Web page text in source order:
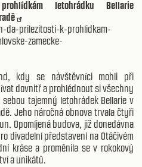
letohrádku Bellarie
da-prilezitosti-k-prohlidkam-
zamecke-
kdy se návštěvníci mohli při
dovnitř a prohlédnout si všechny
tajemný letohrádek Bellarie v
Jeho náročná obnova trvala čtyři
Opomíjená budova, již donedávna
divadelní představení na Otáčivém
kráse a proměnila se v rokokový
a unikátů.